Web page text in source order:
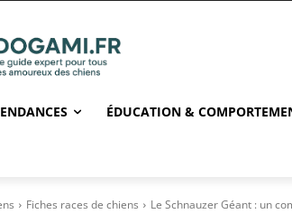
ÉDUCATION &
Fiches races de chiens Le Schnauzer Géant : un